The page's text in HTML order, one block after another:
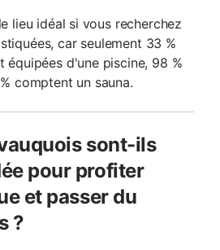
lieu idéal si vous recherchez
car seulement 33 %
équipées d'une piscine, 98 %
comptent un sauna.
sont-ils
pour profiter
et passer du
?